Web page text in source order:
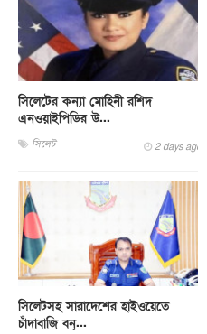
সিলেটের কন্যা মোহিনী রশিদ
এনওয়াইপিডির উ...
সিলেট 2 days ago
সিলেটসহ সারাদেশের হাইওয়েতে
চাঁদাবাজি বন্...